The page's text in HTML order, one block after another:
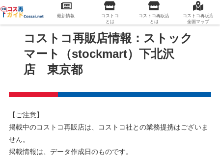
コストコ再販店情報：ストック
マート（stockmart）下北沢
店 東京都
【ご注意】
掲載中のコストコ再販店は、コストコ社との業務提携はございま
せん。
掲載情報は、データ作成日のものです。
最新情報
コストコ
とは
コストコ再販店
とは
コストコ再販店
全国マップ